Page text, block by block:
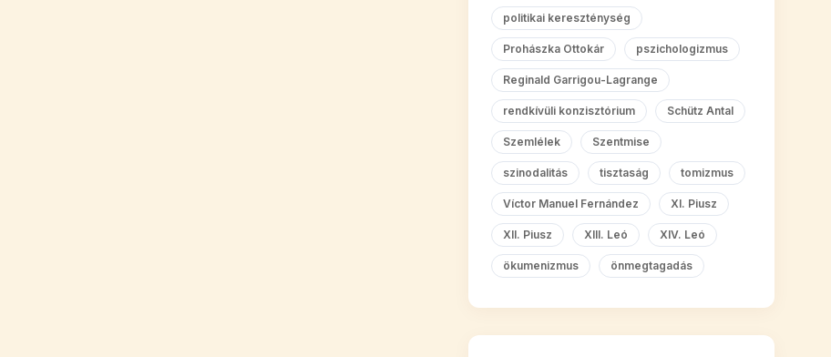
politikai kereszténység
Prohászka Ottokár pszichologizmus
Reginald Garrigou-Lagrange
rendkívüli konzisztórium Schütz Antal
Szemlélek Szentmise
szinodalitás tisztaság tomizmus
Víctor Manuel Fernández XI. Piusz
XII. Piusz XIII. Leó XIV. Leó
ökumenizmus önmegtagadás